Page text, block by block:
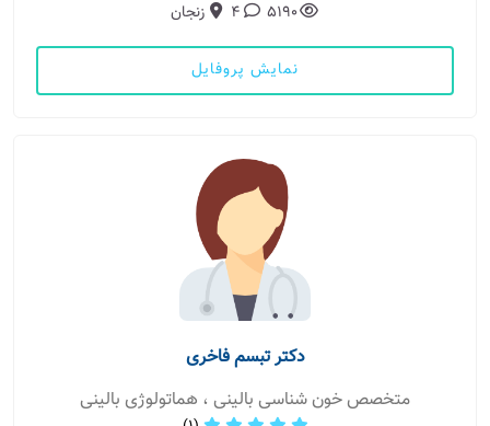
5190
4 زنجان
نمایش پروفایل
دکتر تبسم فاخری
متخصص خون شناسی بالینی ، هماتولوژی بالینی